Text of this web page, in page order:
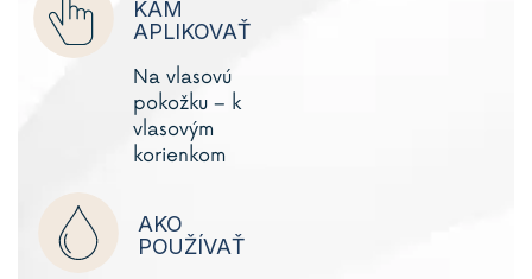
KAM
APLIKOVAŤ
Na vlasovú
pokožku – k
vlasovým
korienkom
AKO
POUŽÍVAŤ